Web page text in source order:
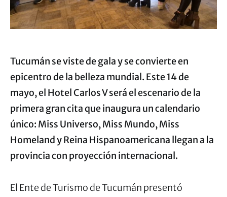
Tucumán se viste de gala y se convierte en
epicentro de la belleza mundial. Este 14 de
mayo, el Hotel Carlos V será el escenario de la
primera gran cita que inaugura un calendario
único: Miss Universo, Miss Mundo, Miss
Homeland y Reina Hispanoamericana llegan a la
provincia con proyección internacional.
El Ente de Turismo de Tucumán presentó